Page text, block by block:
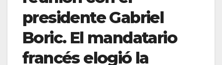
presidente Gabriel
Boric. El mandatario
francés elogió la